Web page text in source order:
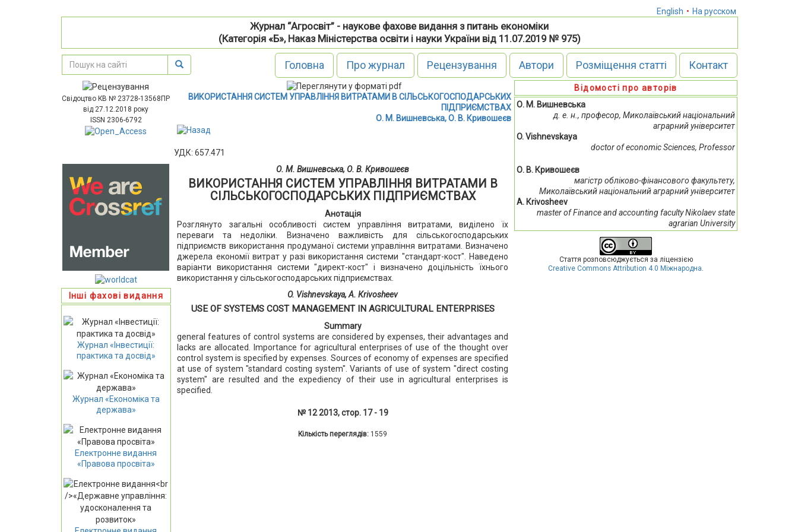
English • На русском
Журнал “Агросвіт” - наукове фахове видання з питань економіки
(Категорія «Б», Наказ Міністерства освіти і науки України від 11.07.2019 № 975)
Головна Про журнал Рецензування Автори Розміщення статті Контакт
Свідоцтво КВ № 23728-13568ПР
від 27.12.2018 року
ISSN 2306-6792
Інші фахові видання
Журнал «Інвестиції:
практика та досвід»
Журнал «Економіка та
держава»
Електронне видання
«Правова просвіта»
ВИКОРИСТАННЯ СИСТЕМ УПРАВЛІННЯ ВИТРАТАМИ В СІЛЬСЬКОГОСПОДАРСЬКИХ
ПІДПРИЄМСТВАХ
О. М. Вишневська, О. В. Кривошеєв
УДК: 657.471
О. М. Вишневська, О. В. Кривошеєв
ВИКОРИСТАННЯ СИСТЕМ УПРАВЛІННЯ ВИТРАТАМИ В
СІЛЬСЬКОГОСПОДАРСЬКИХ ПІДПРИЄМСТВАХ
Анотація
Розглянуто загальні особливості систем управління витратами, виділено їх
переваги та недоліки. Визначено важливість для сільськогосподарських
підприємств використання продуманої системи управління витратами. Визначено
джерела економії витрат у разі використання системи "стандарт-кост". Наведено
варіанти використання системи "директ-кост" і визначено доцільність їхнього
використання у сільськогосподарських підприємствах.
O. Vishnevskaya, А. Кrivosheev
USE OF SYSTEMS COST MANAGEMENT IN AGRICULTURAL ENTERPRISES
Summary
general features of control systems are considered by expenses, their advantages and
lacks are allocated. Importance for agricultural enterprises of use of the thought over
control system is specified by expenses. Sources of economy of expenses are specified
at use of system "standard costing system". Variants of use of system "direct costing
system" are resulted and the expediency of their use in agricultural enterprises is
specified.
№ 12 2013, стор. 17 - 19
Кількість переглядів: 1559
Відомості про авторів
О. М. Вишневська
д. е. н., професор, Миколаївський національний
аграрний університет
O. Vishnevskaya
doctor of economic Sciences, Professor
О. В. Кривошеєв
магістр обліково-фінансового факультету,
Миколаївський національний аграрний університет
А. Кrivosheev
master of Finance and accounting faculty Nikolaev state
agrarian University
Стаття розповсюджується за ліцензією
Creative Commons Attribution 4.0 Міжнародна.